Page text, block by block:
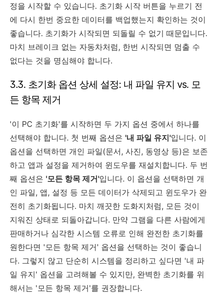
정을 시작할 수 있습니다. 초기화 시작 버튼을 누르기 전
에 다시 한번 중요한 데이터를 백업했는지 확인하는 것이
좋습니다. 초기화가 시작되면 되돌릴 수 없기 때문입니다.
마치 브레이크 없는 자동차처럼, 한번 시작되면 멈출 수
없다는 것을 명심해야 합니다.
3.3. 초기화 옵션 상세 설정: 내 파일 유지 vs. 모
든 항목 제거
'이 PC 초기화'를 시작하면 두 가지 옵션 중에서 하나를
선택해야 합니다. 첫 번째 옵션은 '내 파일 유지'입니다. 이
옵션을 선택하면 개인 파일(문서, 사진, 동영상 등)은 보존
하고 앱과 설정을 제거하여 윈도우를 재설치합니다. 두 번
째 옵션은 '모든 항목 제거'입니다. 이 옵션을 선택하면 개
인 파일, 앱, 설정 등 모든 데이터가 삭제되고 윈도우가 완
전히 초기화됩니다. 마치 깨끗한 도화지처럼, 모든 것이
지워진 상태로 되돌아갑니다. 만약 그램을 다른 사람에게
판매하거나 심각한 시스템 오류로 인해 완전한 초기화를
원한다면 '모든 항목 제거' 옵션을 선택하는 것이 좋습니
다. 그렇지 않고 단순히 시스템을 정리하고 싶다면 '내 파
일 유지' 옵션을 고려해볼 수 있지만, 완벽한 초기화를 위
해서는 '모든 항목 제거'를 권장합니다.